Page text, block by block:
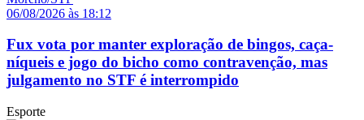
06/08/2026 às 18:12
Fux vota por manter exploração de bingos, caça-
níqueis e jogo do bicho como contravenção, mas
julgamento no STF é interrompido
Esporte